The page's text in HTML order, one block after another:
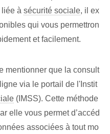
à sécurité sociale, il ex
qui vous permettron
et facilement.
mentionner que la consult
via le portail de l'Instit
(IMSS). Cette méthode
elle vous permet d’accéd
associées à tout mo